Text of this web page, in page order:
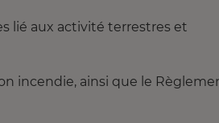
lié aux activité terrestres et
incendie, ainsi que le